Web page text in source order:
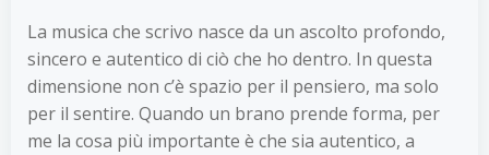
La musica che scrivo nasce da un ascolto profondo,
sincero e autentico di ciò che ho dentro. In questa
dimensione non c’è spazio per il pensiero, ma solo
per il sentire. Quando un brano prende forma, per
me la cosa più importante è che sia autentico, a